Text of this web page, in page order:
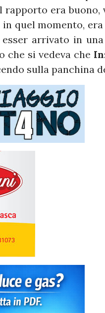
rapporto era
in quel momento,
arrivato in
che si vedeva che
sulla panchina